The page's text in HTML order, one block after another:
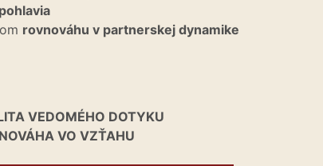
rovnováhu v partnerskej dynamike
VEDOMÉHO DOTYKU
VO VZŤAHU